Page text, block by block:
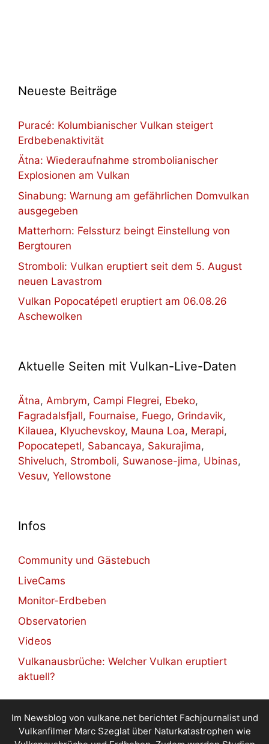
Neueste Beiträge
Puracé: Kolumbianischer Vulkan steigert
Erdbebenaktivität
Ätna: Wiederaufnahme strombolianischer
Explosionen am Vulkan
Sinabung: Warnung am gefährlichen Domvulkan
ausgegeben
Matterhorn: Felssturz beingt Einstellung von
Bergtouren
Stromboli: Vulkan eruptiert seit dem 5. August
neuen Lavastrom
Vulkan Popocatépetl eruptiert am 06.08.26
Aschewolken
Aktuelle Seiten mit Vulkan-Live-Daten
Ätna, Ambrym, Campi Flegrei, Ebeko,
Fagradalsfjall, Fournaise, Fuego, Grindavik,
Kilauea, Klyuchevskoy, Mauna Loa, Merapi,
Popocatepetl, Sabancaya, Sakurajima,
Shiveluch, Stromboli, Suwanose-jima, Ubinas,
Vesuv, Yellowstone
Infos
Community und Gästebuch
LiveCams
Monitor-Erdbeben
Observatorien
Videos
Vulkanausbrüche: Welcher Vulkan eruptiert
aktuell?
Im Newsblog von vulkane.net berichtet Fachjournalist und
Vulkanfilmer Marc Szeglat über Naturkatastrophen wie